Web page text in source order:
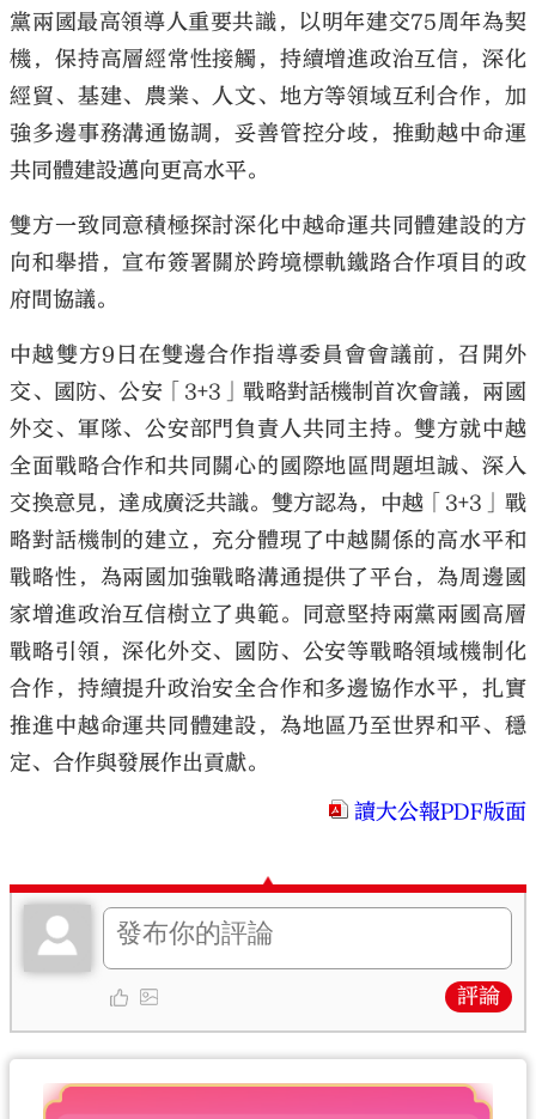
黨兩國最高領導人重要共識，以明年建交75周年為契
機，保持高層經常性接觸，持續增進政治互信，深化
經貿、基建、農業、人文、地方等領域互利合作，加
強多邊事務溝通協調，妥善管控分歧，推動越中命運
共同體建設邁向更高水平。
雙方一致同意積極探討深化中越命運共同體建設的方
向和舉措，宣布簽署關於跨境標軌鐵路合作項目的政
府間協議。
中越雙方9日在雙邊合作指導委員會會議前，召開外
交、國防、公安「3+3」戰略對話機制首次會議，兩國
外交、軍隊、公安部門負責人共同主持。雙方就中越
全面戰略合作和共同關心的國際地區問題坦誠、深入
交換意見，達成廣泛共識。雙方認為，中越「3+3」戰
略對話機制的建立，充分體現了中越關係的高水平和
戰略性，為兩國加強戰略溝通提供了平台，為周邊國
家增進政治互信樹立了典範。同意堅持兩黨兩國高層
戰略引領，深化外交、國防、公安等戰略領域機制化
合作，持續提升政治安全合作和多邊協作水平，扎實
推進中越命運共同體建設，為地區乃至世界和平、穩
定、合作與發展作出貢獻。
讀大公報PDF版面
評論